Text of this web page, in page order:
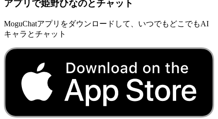
アプリで姫野ひなのとチャット
MoguChatアプリをダウンロードして、いつでもどこでもAI
キャラとチャット